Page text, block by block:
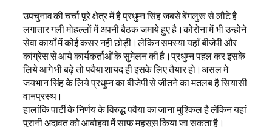
उपचुनाव की चर्चा पूरे क्षेत्र में है प्रधुम्न सिंह जबसे बेंगलुरू से लौटे है
लगातार गली मोहल्लों में अपनी बैठक जमाये हुए है।कोरोना में भी उन्होने
सेवा कार्यों में कोई कसर नही छोड़ी।लेकिन समस्या यहाँ बीजेपी और
कांग्रेस से आये कार्यकर्ताओं के सुमेलन की है।प्रधुम्न पहल कर इसके
लिये आगे भी बढ़े तो पवैया शायद ही इसके लिए तैयार हो।असल मे
जयभान सिंह के लिये प्रधुम्न का बीजेपी से जीतने का मतलब है सियासी
वानप्रस्थ।
हालांकि पार्टी के निर्णय के विरुद्ध पवैया का जाना मुश्किल है लेकिन यहां
पुरानी अदावत को आबोहवा में साफ महसूस किया जा सकता है।